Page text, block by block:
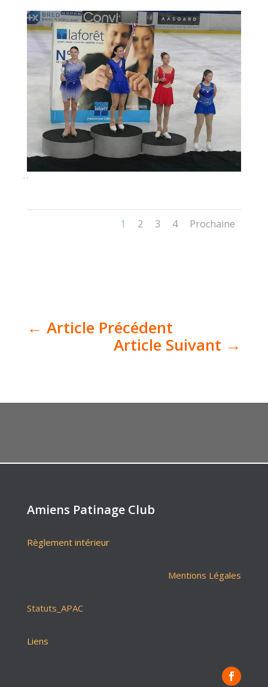
1 2 3 4 Prochaine
← Article Précédent
Article Suivant →
Amiens Patinage Club
Règlement intérieur
Mentions Légales
Statuts_APAC
Liens